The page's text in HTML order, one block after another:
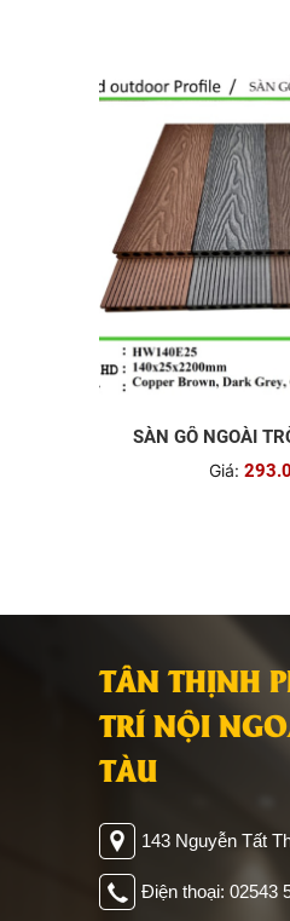
SÀN GỖ NGOÀI
Giá:
TÂN THỊNH
TRÍ NỘI
TÀU
143 Nguyễn Tất
Điện thoại: 02543